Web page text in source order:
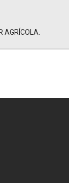
AGRÍCOLA.